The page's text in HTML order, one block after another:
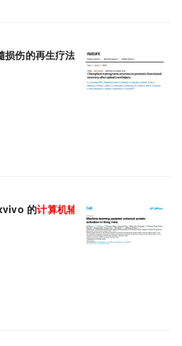
损伤的再生疗法
的计算机辅助邻近激活策略方面